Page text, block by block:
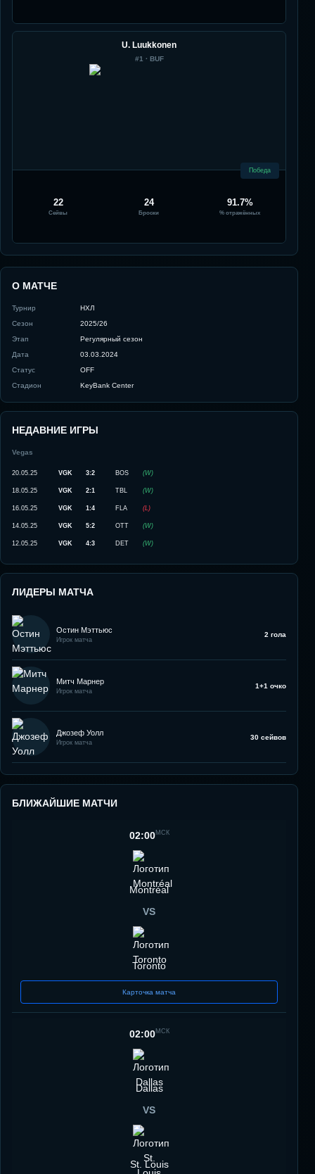
U. Luukkonen
#1· BUF
Победа
22
Сейвы
24
Броски
91.7%
% отражённых
О МАТЧЕ
Турнир
НХЛ
Сезон
2025/26
Этап
Регулярный сезон
Дата
03.03.2024
Статус
OFF
Стадион
KeyBank Center
НЕДАВНИЕ ИГРЫ
Vegas
20.05.25 VGK 3:2 BOS (W)
18.05.25 VGK 2:1 TBL (W)
16.05.25 VGK 1:4 FLA (L)
14.05.25 VGK 5:2 OTT (W)
12.05.25 VGK 4:3 DET (W)
ЛИДЕРЫ МАТЧА
Остин Мэттьюс
Игрок матча
2 гола
Митч Марнер
Игрок матча
1+1 очко
Джозеф Уолл
Игрок матча
30 сейвов
БЛИЖАЙШИЕ МАТЧИ
02:00МСК
Montréal
VS
Toronto
Карточка матча
02:00МСК
Dallas
VS
St. Louis